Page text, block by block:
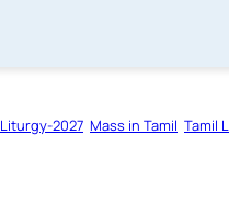
Liturgy-2027 Mass in Tamil Tamil